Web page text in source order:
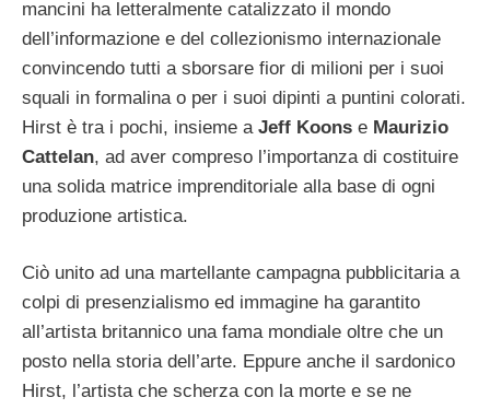
mancini ha letteralmente catalizzato il mondo
dell’informazione e del collezionismo internazionale
convincendo tutti a sborsare fior di milioni per i suoi
squali in formalina o per i suoi dipinti a puntini colorati.
Hirst è tra i pochi, insieme a Jeff Koons e Maurizio
Cattelan, ad aver compreso l’importanza di costituire
una solida matrice imprenditoriale alla base di ogni
produzione artistica.
Ciò unito ad una martellante campagna pubblicitaria a
colpi di presenzialismo ed immagine ha garantito
all’artista britannico una fama mondiale oltre che un
posto nella storia dell’arte. Eppure anche il sardonico
Hirst, l’artista che scherza con la morte e se ne